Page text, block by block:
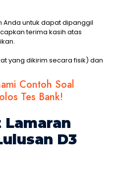
untuk dapat dipanggil
terima kasih atas
yang dikirim secara fisik) dan
Contoh Soal
Tes Bank!
Lamaran
D3